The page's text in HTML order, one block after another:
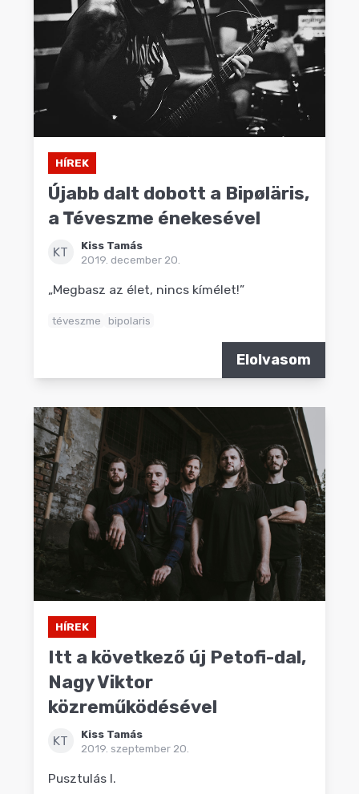
HÍREK
Újabb dalt dobott a Bipøläris,
a Téveszme énekesével
KT
Kiss Tamás
2019. december 20.
„Megbasz az élet, nincs kímélet!”
téveszme bipolaris
Elolvasom
HÍREK
Itt a következő új Petofi-dal,
Nagy Viktor
közreműködésével
KT
Kiss Tamás
2019. szeptember 20.
Pusztulás I.